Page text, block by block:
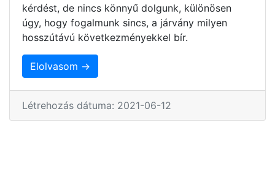
kérdést, de nincs könnyű dolgunk, különösen
úgy, hogy fogalmunk sincs, a járvány milyen
hosszútávú következményekkel bír.
Elolvasom →
Létrehozás dátuma: 2021-06-12